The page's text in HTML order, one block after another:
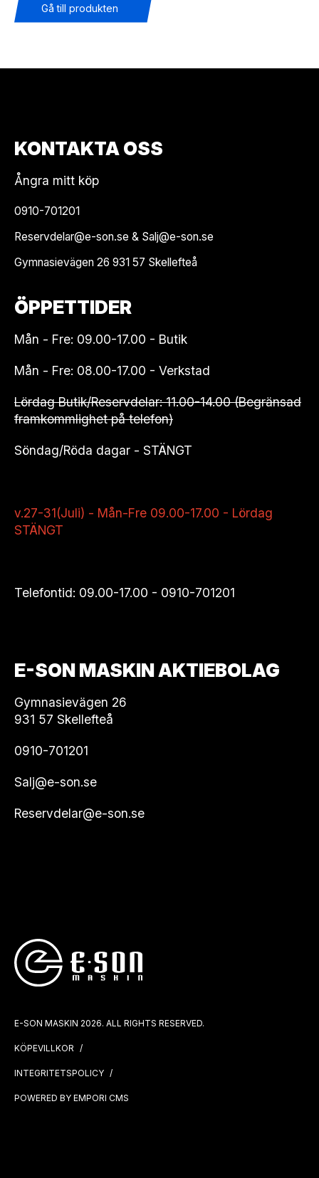
Gå till produkten
KONTAKTA OSS
Ångra mitt köp
0910-701201
Reservdelar@e-son.se & Salj@e-son.se
Gymnasievägen 26 931 57 Skellefteå
ÖPPETTIDER
Mån - Fre: 09.00-17.00 - Butik
Mån - Fre: 08.00-17.00 - Verkstad
Lördag Butik/Reservdelar: 11.00-14.00 (Begränsad
framkommlighet på telefon)
Söndag/Röda dagar - STÄNGT
v.27-31(Juli) - Mån-Fre 09.00-17.00 - Lördag
STÄNGT
Telefontid: 09.00-17.00 - 0910-701201
E-SON MASKIN AKTIEBOLAG
Gymnasievägen 26
931 57 Skellefteå
0910-701201
Salj@e-son.se
Reservdelar@e-son.se
E-SON MASKIN 2026. ALL RIGHTS RESERVED.
KÖPEVILLKOR
INTEGRITETSPOLICY
POWERED BY EMPORI CMS